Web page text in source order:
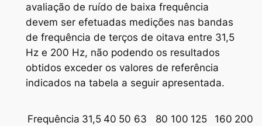
avaliação de ruído de baixa frequência
devem ser efetuadas medições nas bandas
de frequência de terços de oitava entre 31,5
Hz e 200 Hz, não podendo os resultados
obtidos exceder os valores de referência
indicados na tabela a seguir apresentada.
Frequência 31,5 40 50 63 80 100 125 160 200